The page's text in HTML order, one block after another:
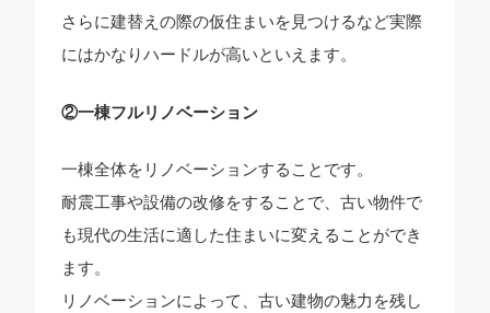
さらに建替えの際の仮住まいを見つけるなど実際
にはかなりハードルが高いといえます。
②一棟フルリノベーション
一棟全体をリノベーションすることです。
耐震工事や設備の改修をすることで、古い物件で
も現代の生活に適した住まいに変えることができ
ます。
リノベーションによって、古い建物の魅力を残し